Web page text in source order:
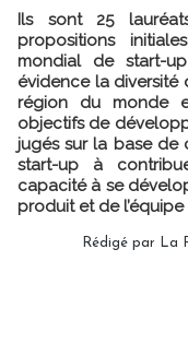
Ils sont 25
propositions
mondial de start-
évidence la diversité
région du monde
objectifs de
jugés sur la base de
start-up à
capacité à se
produit et de
Rédigé par La